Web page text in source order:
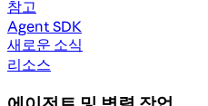
참고
Agent SDK
새로운 소식
리소스